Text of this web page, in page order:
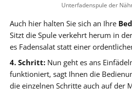
Unterfadenspule der
Auch hier halten Sie sich an Ihre
Sitzt die Spule verkehrt herum in
es Fadensalat statt einer
4. Schritt: Nun geht es ans
funktioniert, sagt Ihnen die
die einzelnen Schritte auch auf der